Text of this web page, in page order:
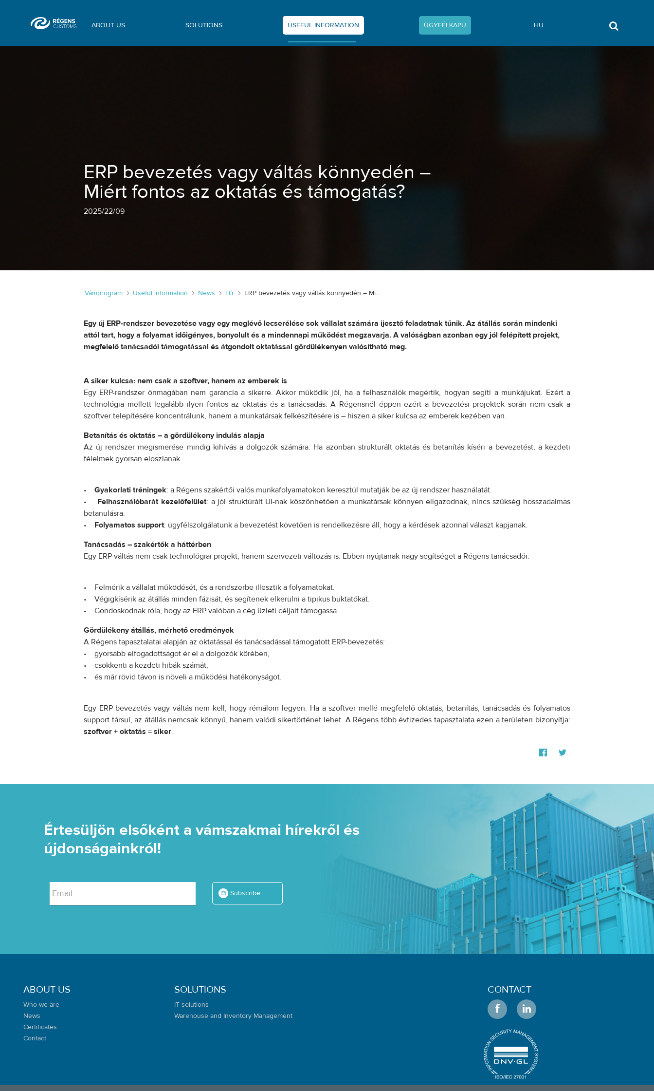
ABOUT US SOLUTIONS USEFUL INFORMATION ÜGYFÉLKAPU HU
Vámprogram Useful information News Hír ERP bevezetés vagy váltás könnyedén – Miért fontos az oktatás és támogatás?
ERP bevezetés vagy váltás könnyedén –
Miért fontos az oktatás és támogatás?
2025/22/09
Egy új ERP-rendszer bevezetése vagy egy meglévő lecserélése sok vállalat számára ijesztő feladatnak tűnik. Az átállás során mindenki
attól tart, hogy a folyamat időigényes, bonyolult és a mindennapi működést megzavarja. A valóságban azonban egy jól felépített projekt,
megfelelő tanácsadói támogatással és átgondolt oktatással gördülékenyen valósítható meg.
A siker kulcsa: nem csak a szoftver, hanem az emberek is
Egy ERP-rendszer önmagában nem garancia a sikerre. Akkor működik jól, ha a felhasználók megértik, hogyan segíti a munkájukat. Ezért a
technológia mellett legalább ilyen fontos az oktatás és a tanácsadás. A Régensnél éppen ezért a bevezetési projektek során nem csak a
szoftver telepítésére koncentrálunk, hanem a munkatársak felkészítésére is – hiszen a siker kulcsa az emberek kezében van.
Betanítás és oktatás – a gördülékeny indulás alapja
Az új rendszer megismerése mindig kihívás a dolgozók számára. Ha azonban strukturált oktatás és betanítás kíséri a bevezetést, a kezdeti
félelmek gyorsan eloszlanak.
• Gyakorlati tréningek: a Régens szakértői valós munkafolyamatokon keresztül mutatják be az új rendszer használatát.
• Felhasználóbarát kezelőfelület: a jól struktúrált UI-nak köszönhetően a munkatársak könnyen eligazodnak, nincs szükség hosszadalmas
betanulásra.
• Folyamatos support: ügyfélszolgálatunk a bevezetést követően is rendelkezésre áll, hogy a kérdések azonnal választ kapjanak.
Tanácsadás – szakértők a háttérben
Egy ERP-váltás nem csak technológiai projekt, hanem szervezeti változás is. Ebben nyújtanak nagy segítséget a Régens tanácsadói:
• Felmérik a vállalat működését, és a rendszerbe illesztik a folyamatokat.
• Végigkísérik az átállás minden fázisát, és segítenek elkerülni a tipikus buktatókat.
• Gondoskodnak róla, hogy az ERP valóban a cég üzleti céljait támogassa.
Gördülékeny átállás, mérhető eredmények
A Régens tapasztalatai alapján az oktatással és tanácsadással támogatott ERP-bevezetés:
• gyorsabb elfogadottságot ér el a dolgozók körében,
• csökkenti a kezdeti hibák számát,
• és már rövid távon is növeli a működési hatékonyságot.
Egy ERP bevezetés vagy váltás nem kell, hogy rémálom legyen. Ha a szoftver mellé megfelelő oktatás, betanítás, tanácsadás és folyamatos
support társul, az átállás nemcsak könnyű, hanem valódi sikertörténet lehet. A Régens több évtizedes tapasztalata ezen a területen bizonyítja:
szoftver + oktatás = siker.
Értesüljön elsőként a vámszakmai hírekről és
újdonságainkról!
Email Subscribe
ABOUT US
Who we are
News
Certificates
Contact
SOLUTIONS
IT solutions
Warehouse and Inventory Management
CONTACT